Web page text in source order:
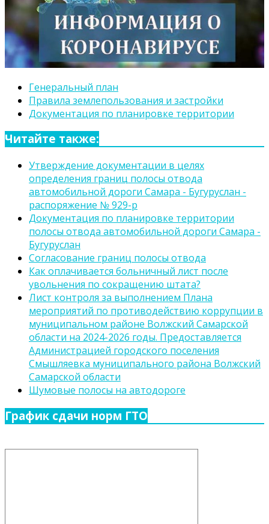
Генеральный план
Правила землепользования и застройки
Документация по планировке территории
Читайте также:
Утверждение документации в целях
определения границ полосы отвода
автомобильной дороги Самара - Бугуруслан -
распоряжение № 929-р
Документация по планировке территории
полосы отвода автомобильной дороги Самара -
Бугуруслан
Согласование границ полосы отвода
Как оплачивается больничный лист после
увольнения по сокращению штата?
Лист контроля за выполнением Плана
мероприятий по противодействию коррупции в
муниципальном районе Волжский Самарской
области на 2024-2026 годы. Предоставляется
Администрацией городского поселения
Смышляевка муниципального района Волжский
Самарской области
Шумовые полосы на автодороге
График сдачи норм ГТО